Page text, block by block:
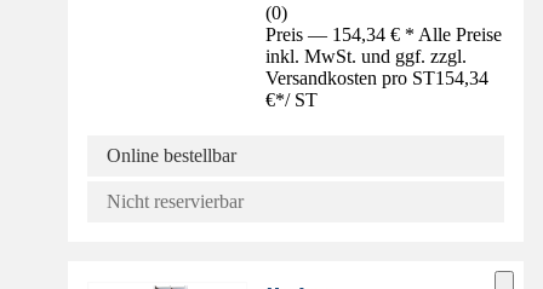
(0)
Preis — 154,34 € * Alle Preise
inkl. MwSt. und ggf. zzgl.
Versandkosten pro ST154,34
€*/ ST
Online bestellbar
Nicht reservierbar